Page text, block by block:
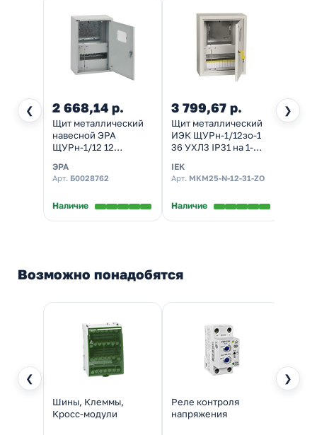
❮ ❯
2 668,14 р.
Щит металлический
навесной ЭРА
ЩУРн-1/12 12
счетчик
(400х300х155) IP31
ЭРА
Арт. Б0028762
Наличие
3 799,67 р.
Щит металлический
ИЭК ЩУРн-1/12зо-1
36 УХЛ3 IP31 на 1-
модулей навесной
IEK
Арт. MKM25-N-12-31-ZO
Наличие
3
Щит
Возможно понадобятся
❮ ❯
Шины, Клеммы,
Кросс-модули
Реле контроля
напряжения